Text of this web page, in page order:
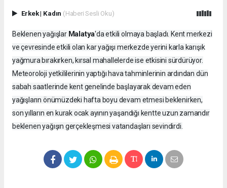
Erkek| Kadın (Haberi Sesli Oku)
Beklenen yağışlar Malatya'da etkili olmaya başladı. Kent merkezi
ve çevresinde etkili olan kar yağışı merkezde yerini karla karışık
yağmura bırakırken, kırsal mahallelerde ise etkisini sürdürüyor.
Meteoroloji yetkililerinin yaptığı hava tahminlerinin ardından dün
sabah saatlerinde kent genelinde başlayarak devam eden
yağışların önümüzdeki hafta boyu devam etmesi beklenirken,
son yılların en kurak ocak ayının yaşandığı kentte uzun zamandır
beklenen yağışın gerçekleşmesi vatandaşları sevindirdi.